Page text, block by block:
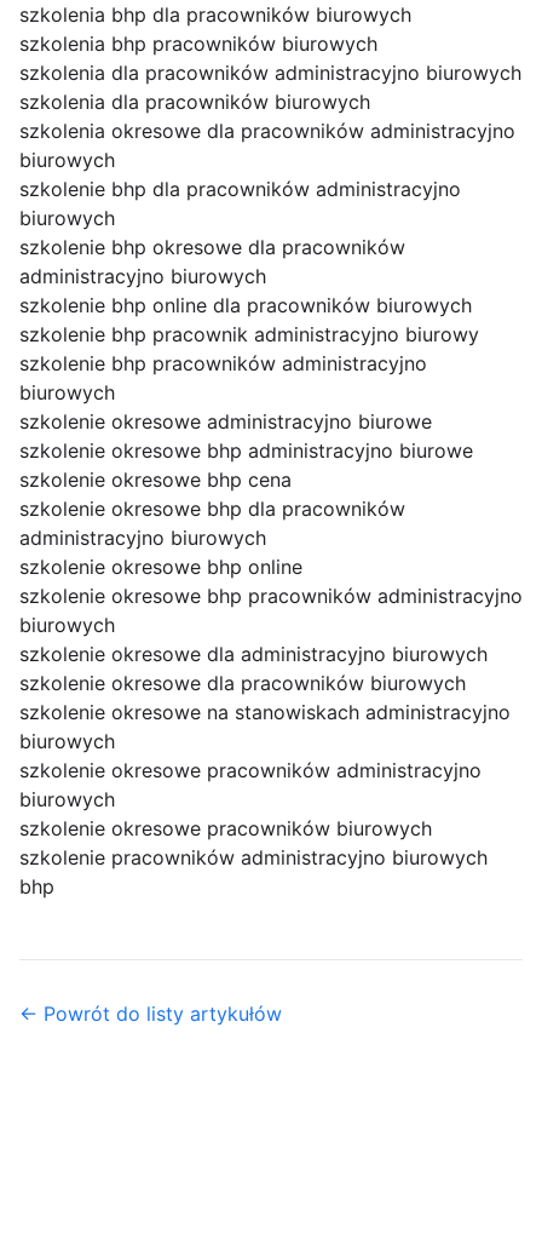
szkolenia bhp dla pracowników biurowych
szkolenia bhp pracowników biurowych
szkolenia dla pracowników administracyjno biurowych
szkolenia dla pracowników biurowych
szkolenia okresowe dla pracowników administracyjno
biurowych
szkolenie bhp dla pracowników administracyjno
biurowych
szkolenie bhp okresowe dla pracowników
administracyjno biurowych
szkolenie bhp online dla pracowników biurowych
szkolenie bhp pracownik administracyjno biurowy
szkolenie bhp pracowników administracyjno
biurowych
szkolenie okresowe administracyjno biurowe
szkolenie okresowe bhp administracyjno biurowe
szkolenie okresowe bhp cena
szkolenie okresowe bhp dla pracowników
administracyjno biurowych
szkolenie okresowe bhp online
szkolenie okresowe bhp pracowników administracyjno
biurowych
szkolenie okresowe dla administracyjno biurowych
szkolenie okresowe dla pracowników biurowych
szkolenie okresowe na stanowiskach administracyjno
biurowych
szkolenie okresowe pracowników administracyjno
biurowych
szkolenie okresowe pracowników biurowych
szkolenie pracowników administracyjno biurowych
bhp
← Powrót do listy artykułów